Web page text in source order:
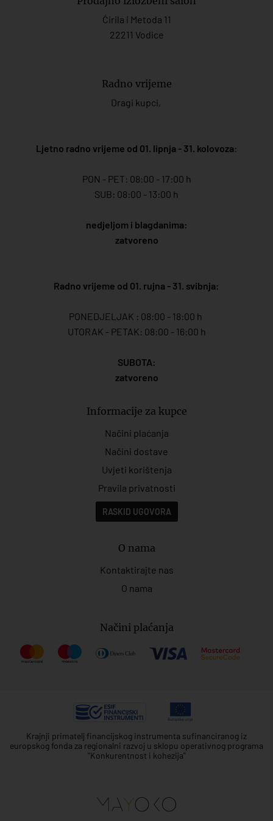
Ćirila i Metoda 11
22211 Vodice
Radno vrijeme
Dragi kupci,
Ljetno radno vrijeme od 01. lipnja - 31. kolovoza:
PON - PET: 08:00 - 17:00 h
SUB: 08:00 - 13:00 h
nedjeljom i blagdanima:
zatvoreno
Radno vrijeme od 01. rujna - 31. svibnja:
PONEDJELJAK : 08:00 - 18:00 h
UTORAK - PETAK: 08:00 - 16:00 h
SUBOTA:
zatvoreno
Informacije za kupce
Načini plaćanja
Načini dostave
Uvjeti korištenja
Pravila privatnosti
RASKID UGOVORA
O nama
Kontaktirajte nas
O nama
Načini plaćanja
Krajnji primatelj financijskog instrumenta sufinanciranog iz
europskog fonda za regionalni razvoj u sklopu operativnog programa
"Konkurentnost i kohezija"